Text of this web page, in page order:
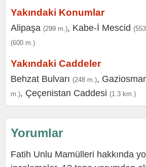
Yakındaki Konumlar
Alipaşa (299 m.), Kabe-İ Mescid
(600 m.)
Yakındaki Caddeler
Behzat Bulvarı (248 m.),
m.), Çeçenistan Caddesi (1.3 km.)
Yorumlar
Fatih Unlu Mamülleri hakkında